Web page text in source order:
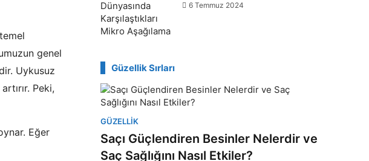
genel
Uykusuz
Peki,
Eğer
6 Temmuz 2024
Güzellik Sırları
GÜZELLIK
Saçı Güçlendiren Besinler Nelerdir ve
Saç Sağlığını Nasıl Etkiler?